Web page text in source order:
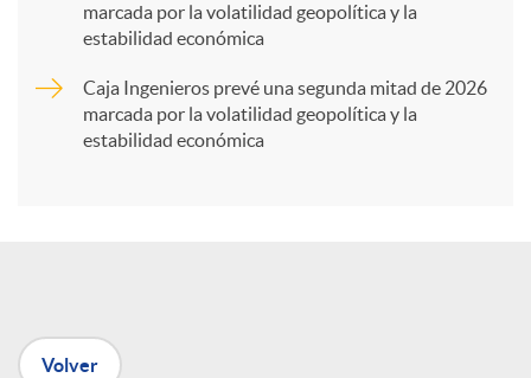
n
marcada por la volatilidad geopolítica y la
estabilidad económica
Caja Ingenieros prevé una segunda mitad de 2026
marcada por la volatilidad geopolítica y la
estabilidad económica
Volver